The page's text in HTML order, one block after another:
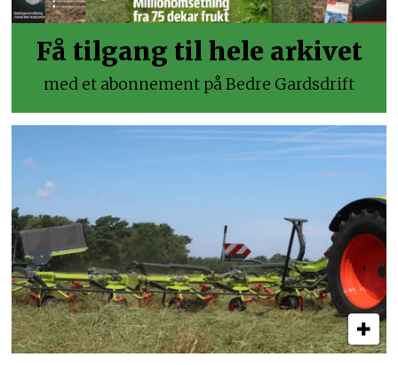
Få tilgang til hele arkivet
med et abonnement på Bedre Gardsdrift